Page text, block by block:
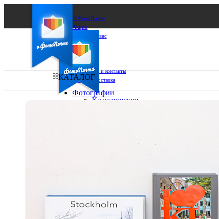
О ФотоПочте
Акции
Сделаем за вас
Бизнесу
FAQ
Франшиза
Поддержка и контакты
Оплата и доставка
КАТАЛОГ
Фотографии
Классические
А4
Фото